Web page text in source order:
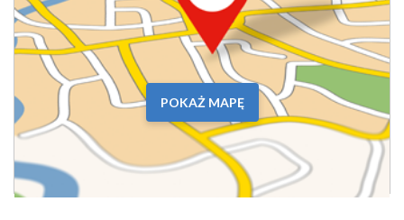
POKAŻ MAPĘ